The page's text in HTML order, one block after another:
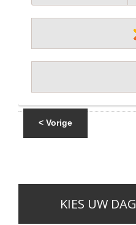
< Vorige
KIES UW DAG